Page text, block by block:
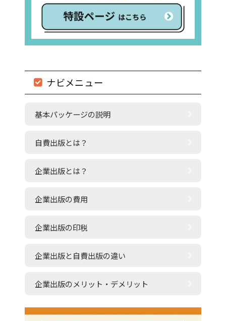
ナビメニュー
基本パッケージの説明
自費出版とは？
企業出版とは？
企業出版の費用
企業出版の印税
企業出版と自費出版の違い
企業出版のメリット・デメリット